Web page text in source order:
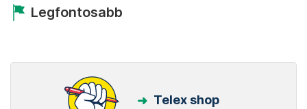
Legfontosabb
Telex shop